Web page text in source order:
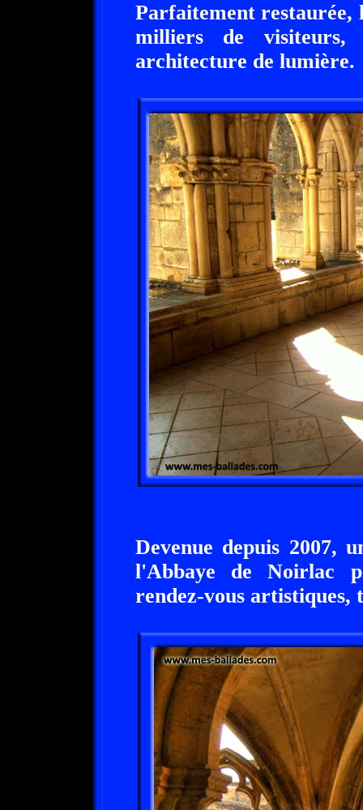
Parfaitement restaurée,
milliers de visiteurs,
architecture de lumière.
Devenue depuis 2007,
l'Abbaye de Noirlac
rendez-vous artistiques,